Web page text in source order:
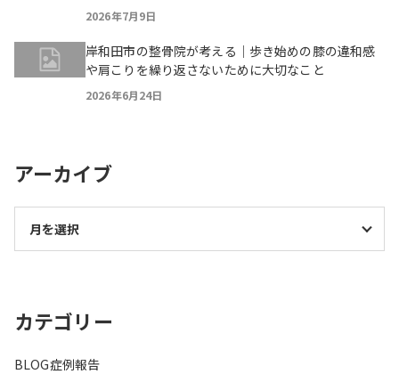
2026年7月9日
岸和田市の整骨院が考える｜歩き始めの膝の違和感
や肩こりを繰り返さないために大切なこと
2026年6月24日
アーカイブ
カテゴリー
BLOG症例報告